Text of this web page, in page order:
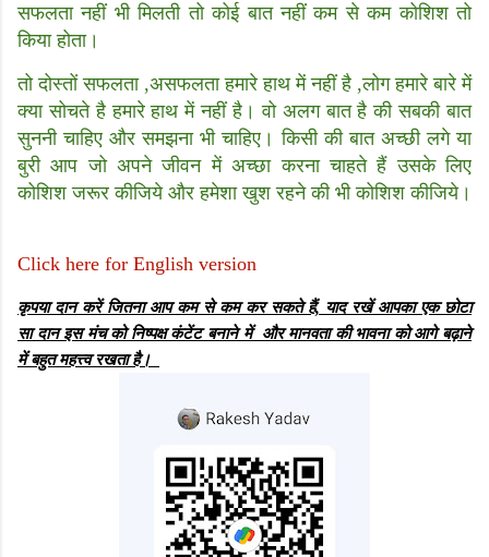
सफलता नहीं भी मिलती तो कोई बात नहीं कम से कम कोशिश तो
किया होता।
तो दोस्तों सफलता ,असफलता हमारे हाथ में नहीं है ,लोग हमारे बारे में
क्या सोचते है हमारे हाथ में नहीं है। वो अलग बात है की सबकी बात
सुननी चाहिए और समझना भी चाहिए। किसी की बात अच्छी लगे या
बुरी आप जो अपने जीवन में अच्छा करना चाहते हैं उसके लिए
कोशिश जरूर कीजिये और हमेशा खुश रहने की भी कोशिश कीजिये।
Click here for English version
कृपया दान करें जितना आप कम से कम कर सकते हैं, याद रखें आपका एक छोटा
सा दान इस मंच को निष्पक्ष कंटेंट बनाने में और मानवता की भावना को आगे बढ़ाने
में बहुत महत्त्व रखता है।